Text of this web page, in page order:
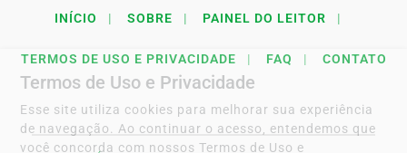
INÍCIO | SOBRE | PAINEL DO LEITOR |
TERMOS DE USO E PRIVACIDADE | FAQ | CONTATO
Termos de Uso e Privacidade
Esse site utiliza cookies para melhorar sua experiência
de navegação. Ao continuar o acesso, entendemos que
você concorda com nossos Termos de Uso e